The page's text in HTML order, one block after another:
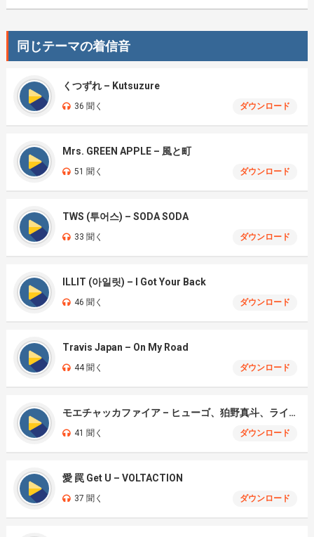
同じテーマの着信音
くつずれ – Kutsuzure
36 聞く ダウンロード
Mrs. GREEN APPLE – 風と町
51 聞く ダウンロード
TWS (투어스) – SODA SODA
33 聞く ダウンロード
ILLIT (아일릿) – I Got Your Back
46 聞く ダウンロード
Travis Japan – On My Road
44 聞く ダウンロード
モエチャッカファイア – ヒューゴ、狛野真斗、ライト、セヴェリアン (Cover )
41 聞く ダウンロード
愛 罠 Get U – VOLTACTION
37 聞く ダウンロード